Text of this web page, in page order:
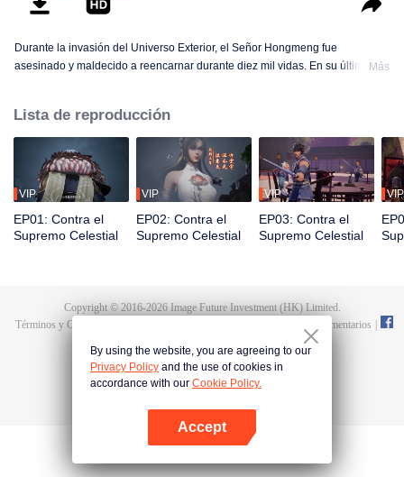
Durante la invasión del Universo Exterior, el Señor Hongmeng fue
asesinado y maldecido a reencarnar durante diez mil vidas. En su última
engañándolo y fue golpeado, lo que despertó el recuerdo del Hongmeng.
Entonces, Tan Yun obtuvo un talento de nivel divino para aumentar su
cultivo. Tan Yun vengó la muerte de su familia y unificó todo el continente.
Más
Lista de reproducción
VIP
EP01: Contra el
Supremo Celestial
VIP
EP02: Contra el
Supremo Celestial
VIP
EP03: Contra el
Supremo Celestial
VIP
Copyright © 2016-2026Image Future Investment (HK) Limited.
Términos y Condiciones
Comentarios
By using the website, you are agreeing to our
Privacy Policy and the use of cookies in
accordance with our Cookie Policy.
Accept